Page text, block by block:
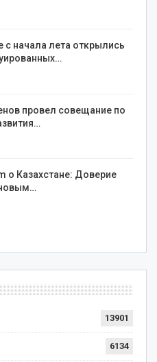
с начала лета открылись
провел совещание по
о Казахстане: Доверие
13901
6134